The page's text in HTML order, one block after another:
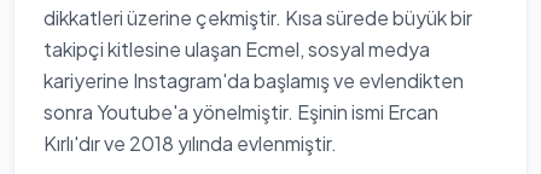
dikkatleri üzerine çekmiştir. Kısa sürede büyük bir
takipçi kitlesine ulaşan Ecmel, sosyal medya
kariyerine Instagram'da başlamış ve evlendikten
sonra Youtube'a yönelmiştir. Eşinin ismi Ercan
Kırlı'dır ve 2018 yılında evlenmiştir.